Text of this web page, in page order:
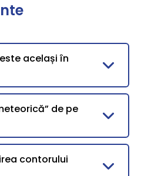
același în
de pe
contorului